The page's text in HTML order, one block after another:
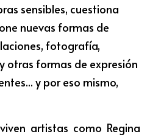
sensibles, cuestiona
nuevas formas de
fotografía,
otras formas de expresión
y por eso mismo,
artistas como Regina